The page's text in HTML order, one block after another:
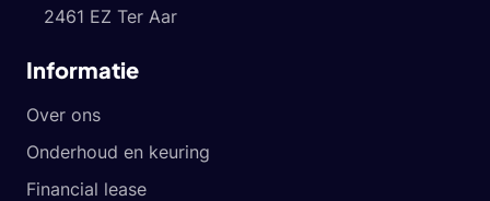
2461 EZ Ter Aar
Informatie
Over ons
Onderhoud en keuring
Financial lease